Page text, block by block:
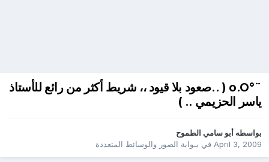
¨°o.O ( ..صعود بلا قيود ،، شريط أكثر من رائع للأستاذ
ياسر الحزيمي .. )
بواسطه أبو سامي الطموح
April 3, 2009في بـوابة الصور والوسائط المتعددة